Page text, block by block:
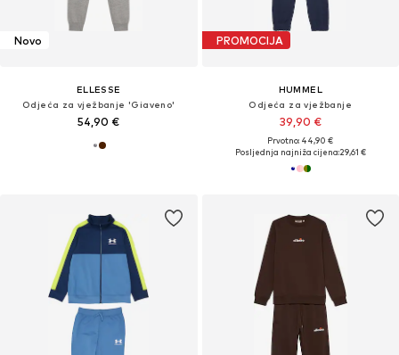
Novo
ELLESSE
Odjeća za vježbanje 'Giaveno'
54,90 €
PROMOCIJA
HUMMEL
Odjeća za vježbanje
39,90 €
Prvotno: 44,90 €
Posljednja najniža cijena:29,61 €